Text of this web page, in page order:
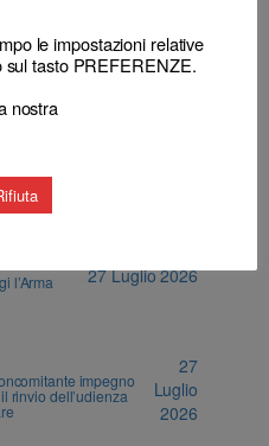
l’Arma 27 Luglio 2026
impegno
rinvio dell’udienza
27
Luglio
2026
le impostazioni relative
sul tasto PREFERENZE.
nostra